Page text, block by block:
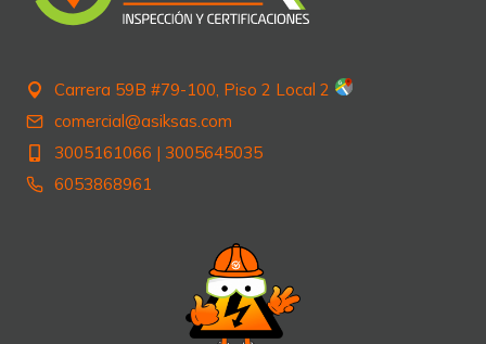
Carrera 59B #79-100, Piso 2 Local 2
comercial@asiksas.com
3005161066 | 3005645035
6053868961